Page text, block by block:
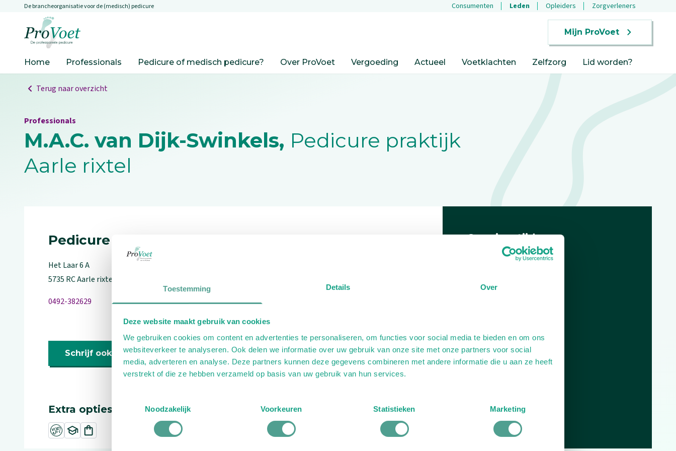
Toestemming Details Over
Deze website maakt gebruik van cookies
We gebruiken cookies om content en advertenties te personaliseren, om functies voor social media te bieden en om ons
websiteverkeer te analyseren. Ook delen we informatie over uw gebruik van onze site met onze partners voor social
media, adverteren en analyse. Deze partners kunnen deze gegevens combineren met andere informatie die u aan ze heeft
verstrekt of die ze hebben verzameld op basis van uw gebruik van hun services.
Noodzakelijk
Voorkeuren Statistieken Marketing
Overslaan en naar de inhoud gaan
De brancheorganisatie voor de (medisch) pedicure Consumenten Leden Opleiders Zorgverleners
Mijn ProVoet
Home Professionals Pedicure of medisch pedicure? Over ProVoet Vergoeding Actueel Voetklachten Zelfzorg Lid worden?
Terug naar overzicht
Professionals
M.A.C. van Dijk-Swinkels, Pedicure praktijk
Aarle rixtel
Pedicure
Het Laar6A
5735 RCAarle rixtel
0492-382629
Schrijf ook een review
Extra opties
Openingstijden
Plan je route